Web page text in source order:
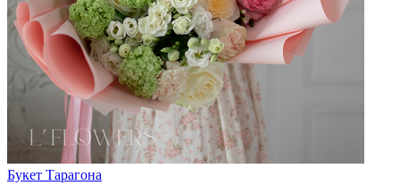
Букет Тарагона